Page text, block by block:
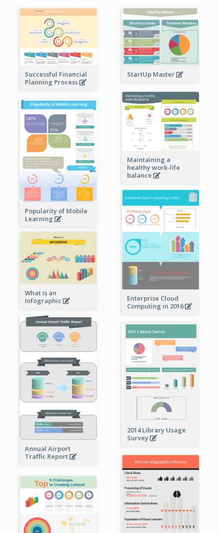
Successful Financial
Planning Process
StartUp Master
Maintaining a
healthy work-life
balance
Popularity of Mobile
Learning
Enterprise Cloud
Computing in 2016
What is an
Infographic
Annual Airport
Traffic Report
2014 Library Usage
Survey